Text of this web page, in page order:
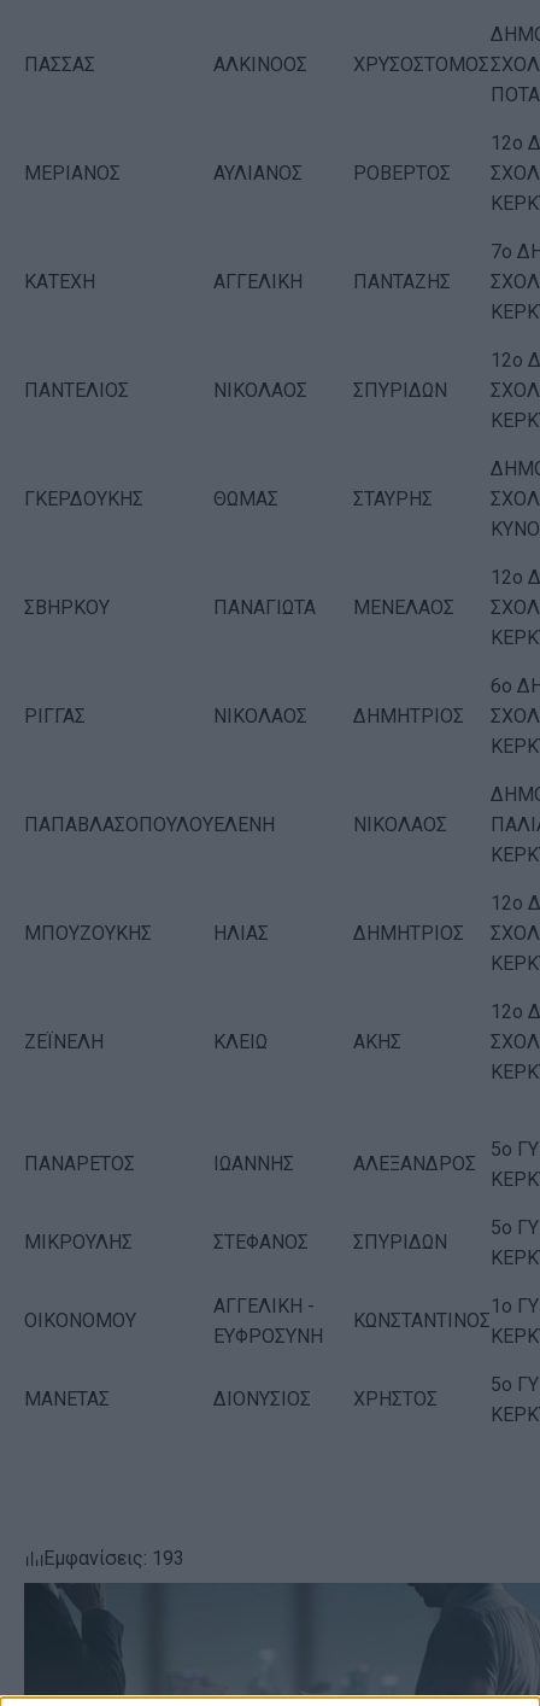
ΠΑΣΣΑΣ ΑΛΚΙΝΟΟΣ ΧΡΥΣΟΣΤΟΜΟΣ
ΜΕΡΙΑΝΟΣ ΑΥΛΙΑΝΟΣ ΡΟΒΕΡΤΟΣ
12ο
ΚΑΤΕΧΗ ΑΓΓΕΛΙΚΗ ΠΑΝΤΑΖΗΣ
7ο
ΠΑΝΤΕΛΙΟΣ ΝΙΚΟΛΑΟΣ ΣΠΥΡΙΔΩΝ
12ο
ΓΚΕΡΔΟΥΚΗΣ ΘΩΜΑΣ ΣΤΑΥΡΗΣ
ΣΒΗΡΚΟΥ ΠΑΝΑΓΙΩΤΑ ΜΕΝΕΛΑΟΣ
12ο
ΡΙΓΓΑΣ ΝΙΚΟΛΑΟΣ ΔΗΜΗΤΡΙΟΣ
6o
ΠΑΠΑΒΛΑΣΟΠΟΥΛΟΥΕΛΕΝΗ ΝΙΚΟΛΑΟΣ
ΜΠΟΥΖΟΥΚΗΣ ΗΛΙΑΣ ΔΗΜΗΤΡΙΟΣ
12ο
ΖΕΪΝΕΛΗ ΚΛΕΙΩ ΑΚΗΣ
12o
ΠΑΝΑΡΕΤΟΣ ΙΩΑΝΝΗΣ ΑΛΕΞΑΝΔΡΟΣ
5ο
ΜΙΚΡΟΥΛΗΣ ΣΤΕΦΑΝΟΣ ΣΠΥΡΙΔΩΝ
5ο
ΟΙΚΟΝΟΜΟΥ
ΑΓΓΕΛΙΚΗ -
ΕΥΦΡΟΣΥΝΗ
ΚΩΝΣΤΑΝΤΙΝΟΣ
1ο
ΜΑΝΕΤΑΣ ΔΙΟΝΥΣΙΟΣ ΧΡΗΣΤΟΣ
5ο
Εμφανίσεις: 193